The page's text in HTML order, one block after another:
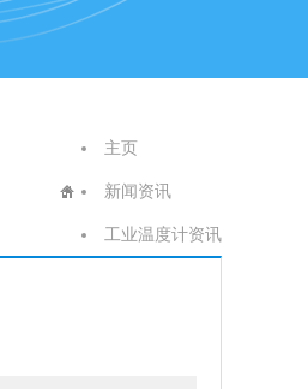
主页
新闻资讯
工业温度计资讯